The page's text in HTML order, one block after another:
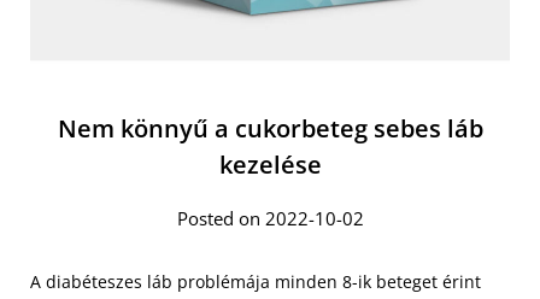
Nem könnyű a cukorbeteg sebes láb
kezelése
Posted on 2022-10-02
A diabéteszes láb problémája minden 8-ik beteget érint